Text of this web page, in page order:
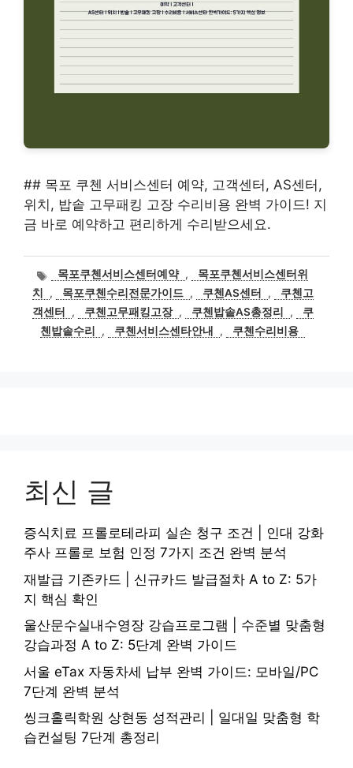
## 목포 쿠첸 서비스센터 예약, 고객센터, AS센터,
위치, 밥솥 고무패킹 고장 수리비용 완벽 가이드! 지
금 바로 예약하고 편리하게 수리받으세요.
태목포쿠첸서비스센터예약 ,
목포쿠첸서비스센터위
치
, 목포쿠첸수리전문가이드 , 쿠첸AS센터 ,
쿠첸고
객센터
, 쿠첸고무패킹고장 , 쿠첸밥솥AS총정리 ,
쿠
첸밥솥수리
, 쿠첸서비스센타안내 , 쿠첸수리비용
최신 글
증식치료 프롤로테라피 실손 청구 조건 | 인대 강화
주사 프롤로 보험 인정 7가지 조건 완벽 분석
재발급 기존카드 | 신규카드 발급절차 A to Z: 5가
지 핵심 확인
울산문수실내수영장 강습프로그램 | 수준별 맞춤형
강습과정 A to Z: 5단계 완벽 가이드
서울 eTax 자동차세 납부 완벽 가이드: 모바일/PC
7단계 완벽 분석
씽크홀릭학원 상현동 성적관리 | 일대일 맞춤형 학
습컨설팅 7단계 총정리